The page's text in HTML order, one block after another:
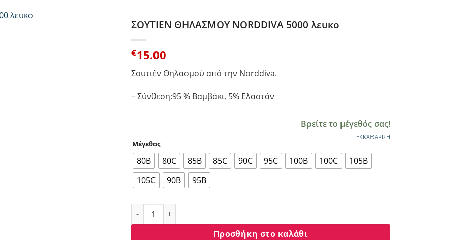
ΣΟΥΤΙΕΝ ΘΗΛΑΣΜΟΥ NORDDIVA 5000 λευκο
€15.00
Σουτιέν Θηλασμού από την Norddiva.
– Σύνθεση:95 % Βαμβάκι, 5% Ελαστάν
Βρείτε το μέγεθός σας!
Μέγεθος
80B 80C 85B 85C 90C 95C 100B 100C
105B
105C
90B 95B
ΕΚΚΑΘΆΡΙΣΗ
ΣΟΥΤΙΕΝ ΘΗΛΑΣΜΟΥ NORDDIVA 5000 λευκο ποσότητα
Προσθήκη στο καλάθι